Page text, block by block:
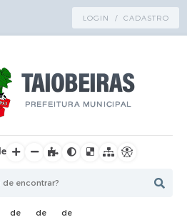
LOGIN / CADASTRO